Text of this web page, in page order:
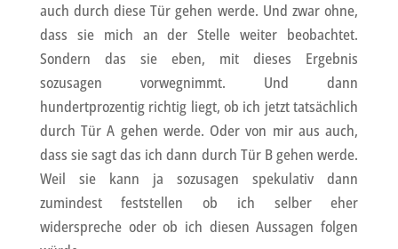
auch durch diese Tür gehen werde. Und zwar ohne,
dass sie mich an der Stelle weiter beobachtet.
Sondern das sie eben, mit dieses Ergebnis
sozusagen vorwegnimmt. Und dann
hundertprozentig richtig liegt, ob ich jetzt tatsächlich
durch Tür A gehen werde. Oder von mir aus auch,
dass sie sagt das ich dann durch Tür B gehen werde.
Weil sie kann ja sozusagen spekulativ dann
zumindest feststellen ob ich selber eher
widerspreche oder ob ich diesen Aussagen folgen